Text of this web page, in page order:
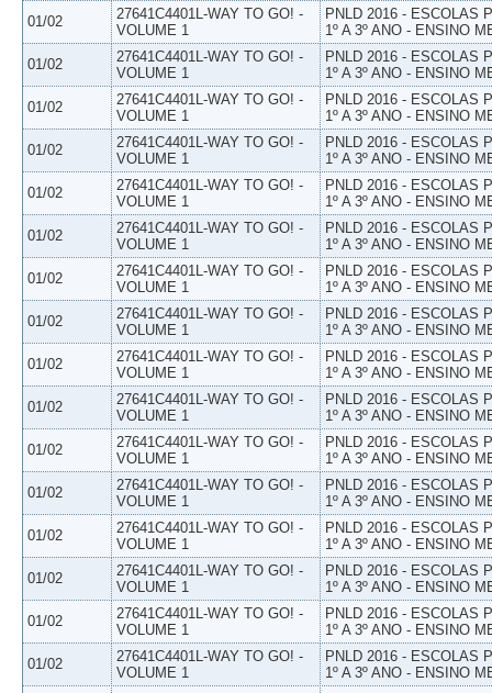
01/02
27641C4401L-WAY TO GO! -
VOLUME 1
PNLD 2016 - ESCOLAS
1º A 3º ANO - ENSINO
01/02
27641C4401L-WAY TO GO! -
VOLUME 1
PNLD 2016 - ESCOLAS
1º A 3º ANO - ENSINO
01/02
27641C4401L-WAY TO GO! -
VOLUME 1
PNLD 2016 - ESCOLAS
1º A 3º ANO - ENSINO
01/02
27641C4401L-WAY TO GO! -
VOLUME 1
PNLD 2016 - ESCOLAS
1º A 3º ANO - ENSINO
01/02
27641C4401L-WAY TO GO! -
VOLUME 1
PNLD 2016 - ESCOLAS
1º A 3º ANO - ENSINO
01/02
27641C4401L-WAY TO GO! -
VOLUME 1
PNLD 2016 - ESCOLAS
1º A 3º ANO - ENSINO
01/02
27641C4401L-WAY TO GO! -
VOLUME 1
PNLD 2016 - ESCOLAS
1º A 3º ANO - ENSINO
01/02
27641C4401L-WAY TO GO! -
VOLUME 1
PNLD 2016 - ESCOLAS
1º A 3º ANO - ENSINO
01/02
27641C4401L-WAY TO GO! -
VOLUME 1
PNLD 2016 - ESCOLAS
1º A 3º ANO - ENSINO
01/02
27641C4401L-WAY TO GO! -
VOLUME 1
PNLD 2016 - ESCOLAS
1º A 3º ANO - ENSINO
01/02
27641C4401L-WAY TO GO! -
VOLUME 1
PNLD 2016 - ESCOLAS
1º A 3º ANO - ENSINO
01/02
27641C4401L-WAY TO GO! -
VOLUME 1
PNLD 2016 - ESCOLAS
1º A 3º ANO - ENSINO
01/02
27641C4401L-WAY TO GO! -
VOLUME 1
PNLD 2016 - ESCOLAS
1º A 3º ANO - ENSINO
01/02
27641C4401L-WAY TO GO! -
VOLUME 1
PNLD 2016 - ESCOLAS
1º A 3º ANO - ENSINO
01/02
27641C4401L-WAY TO GO! -
VOLUME 1
PNLD 2016 - ESCOLAS
1º A 3º ANO - ENSINO
01/02
27641C4401L-WAY TO GO! -
VOLUME 1
PNLD 2016 - ESCOLAS
1º A 3º ANO - ENSINO